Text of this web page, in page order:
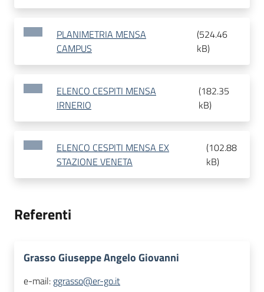
PLANIMETRIA MENSA
CAMPUS
(524.46
kB)
ELENCO CESPITI MENSA
IRNERIO
(182.35
kB)
ELENCO CESPITI MENSA EX
STAZIONE VENETA
(102.88
kB)
Referenti
Grasso Giuseppe Angelo Giovanni
e-mail: ggrasso@er-go.it